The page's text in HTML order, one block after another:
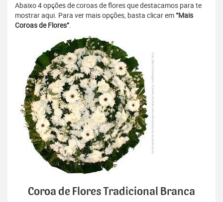
Abaixo 4 opções de coroas de flores que destacamos para te
mostrar aqui. Para ver mais opções, basta clicar em“Mais
Coroas de Flores”.
Coroa de Flores Tradicional Branca